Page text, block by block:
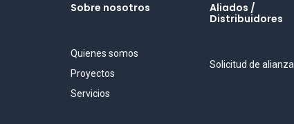
Sobre nosotros
Quienes somos
Proyectos
Servicios
Aliados /
Distribuidores
Solicitud de alianza